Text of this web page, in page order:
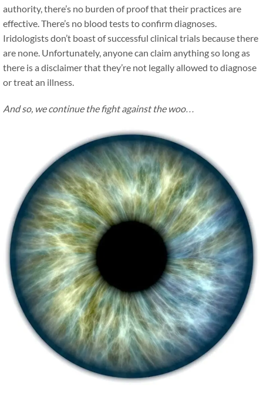
authority, there’s no burden of proof that their practices are
effective. There’s no blood tests to confirm diagnoses.
Iridologists don’t boast of successful clinical trials because there
are none. Unfortunately, anyone can claim anything so long as
there is a disclaimer that they’re not legally allowed to diagnose
or treat an illness.
And so, we continue the fight against the woo…